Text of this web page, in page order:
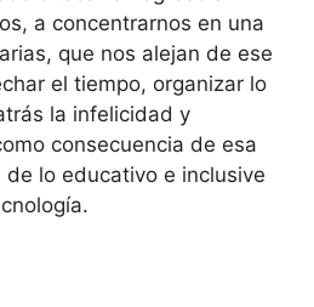
a concentrarnos en una
que nos alejan de ese
el tiempo, organizar lo
la infelicidad y
consecuencia de esa
lo educativo e inclusive